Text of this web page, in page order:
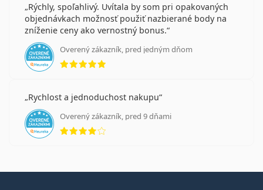
Rýchly, spoľahlivý. Uvítala by som pri opakovaných
objednávkach možnosť použiť nazbierané body na
zníženie ceny ako vernostný bonus.
Overený zákazník, pred jedným dňom
hodnotenie 5 z 5
Rychlost a jednoduchost nakupu
Overený zákazník, pred 9 dňami
hodnotenie 4 z 5